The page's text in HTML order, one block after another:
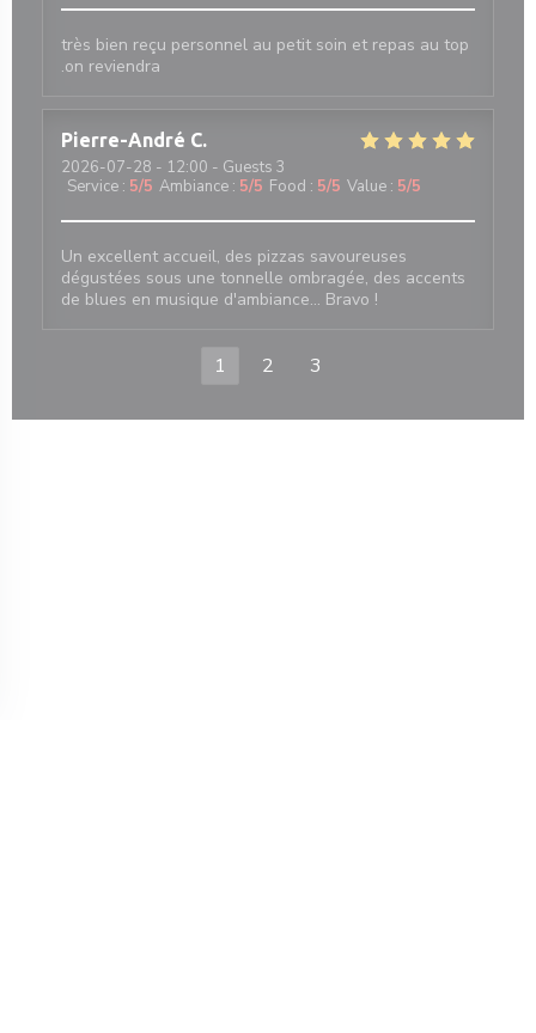
très bien reçu personnel au petit soin et repas au top
.on reviendra
Pierre-André C
2026-07-28 - 12:00 - Guests 3
Service : 5/5 Ambiance : 5/5 Food : 5/5 Value : 5/5
Un excellent accueil, des pizzas savoureuses
dégustées sous une tonnelle ombragée, des accents
de blues en musique d'ambiance... Bravo !
1 2 3